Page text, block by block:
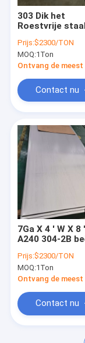
Vraag een
316l roestvrij
303 Dik het
Roestvrije
Prijs:$2300/TON
MOQ:1Ton
Contact nu
7Ga X 4 ' W X 8
A240 304-2B
Roestvrij
60 X 120
Warmgewalste
Prijs:$2300/TON
MOQ:1Ton
Contact nu